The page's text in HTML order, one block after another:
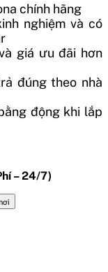
chính hãng
nghiệm và có
giá ưu đãi hơn
đúng theo nhà
động khi lắp
– 24/7)